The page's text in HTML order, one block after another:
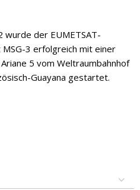
wurde der EUMETSAT-
3 erfolgreich mit einer
5 vom Weltraumbahnhof
Guayana gestartet.